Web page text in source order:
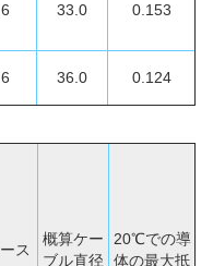
33.0 0.153
36.0 0.124
ス
概算ケー
ブル直径
20℃での導
体の最大抵